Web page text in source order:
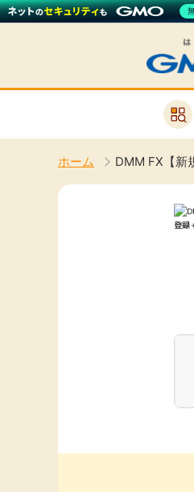
お知ら
新着
高還元
ホーム DMM FX【新